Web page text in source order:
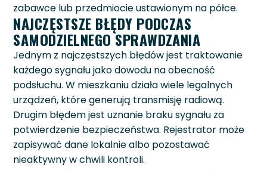
zabawce lub przedmiocie ustawionym na półce.
NAJCZĘSTSZE BŁĘDY PODCZAS
SAMODZIELNEGO SPRAWDZANIA
Jednym z najczęstszych błędów jest traktowanie
każdego sygnału jako dowodu na obecność
podsłuchu. W mieszkaniu działa wiele legalnych
urządzeń, które generują transmisję radiową.
Drugim błędem jest uznanie braku sygnału za
potwierdzenie bezpieczeństwa. Rejestrator może
zapisywać dane lokalnie albo pozostawać
nieaktywny w chwili kontroli.